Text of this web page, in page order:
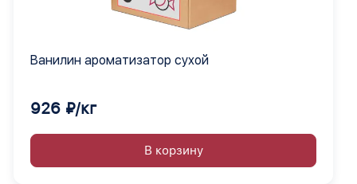
Ванилин ароматизатор сухой
926 ₽/кг
В корзину